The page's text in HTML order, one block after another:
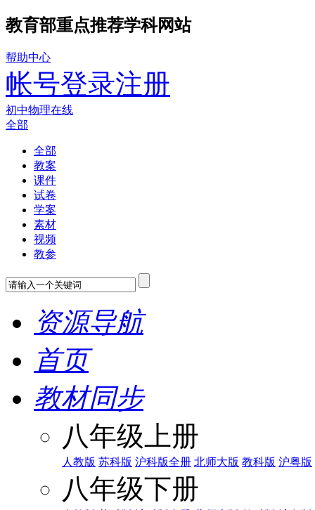
教育部重点推荐学科网站
帮助中心
帐号登录注册
初中物理在线
全部
全部
教案
课件
试卷
学案
素材
视频
教参
资源导航
首页
教材同步
八年级上册
人教版 苏科版 沪科版全册 北师大版 教科版 沪粤版
八年级下册